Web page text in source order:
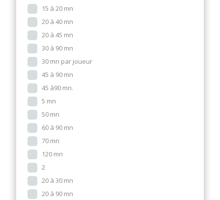
15 à 20 mn
20 à 40 mn
20 à 45 mn
30 à 90 mn
30 mn par joueur
45 à 90 mn
45 à90 mn.
5 mn
50 mn
60 à 90 mn
70 mn
120 mn
2
20 à 30 mn
20 à 90 mn